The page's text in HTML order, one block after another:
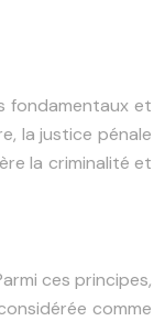
fondamentaux et
la justice pénale
la criminalité et
ces principes,
comme